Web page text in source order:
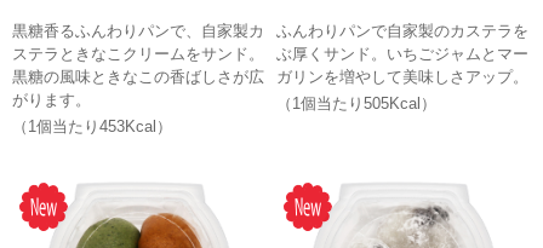
黒糖香るふんわりパンで、自家製カ
ステラときなこクリームをサンド。
黒糖の風味ときなこの香ばしさが広
がります。
（1個当たり453Kcal）
ふんわりパンで自家製のカステラを
ぶ厚くサンド。いちごジャムとマー
ガリンを増やして美味しさアップ。
（1個当たり505Kcal）